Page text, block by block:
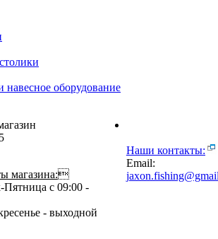
оборудование
магазина:
Пятница с 09:00 -
- выходной
Наши контакты:
Email: